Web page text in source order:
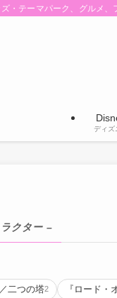
・テーマパーク、グルメ、
ディズ
クター –
二つの塔2 『ロード